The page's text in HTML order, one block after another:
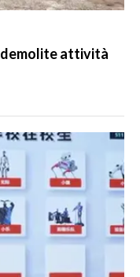
demolite attività